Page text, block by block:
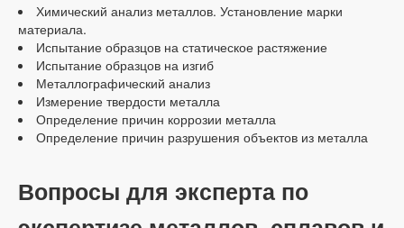
Химический анализ металлов. Установление марки
материала.
Испытание образцов на статическое растяжение
Испытание образцов на изгиб
Металлографический анализ
Измерение твердости металла
Определение причин коррозии металла
Определение причин разрушения объектов из металла
Вопросы для эксперта по